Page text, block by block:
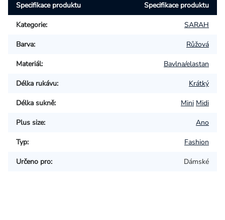
Specifikace produktu Specifikace produktu
Kategorie: SARAH
Barva: Růžová
Materiál: Bavlna/elastan
Délka rukávu: Krátký
Délka sukně: Mini Midi
Plus size: Ano
Typ: Fashion
Určeno pro: Dámské